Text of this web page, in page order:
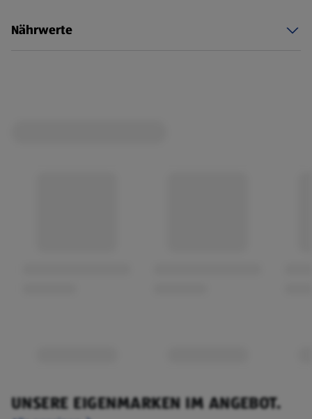
Nährwerte
UNSERE EIGENMARKEN IM ANGEBOT.